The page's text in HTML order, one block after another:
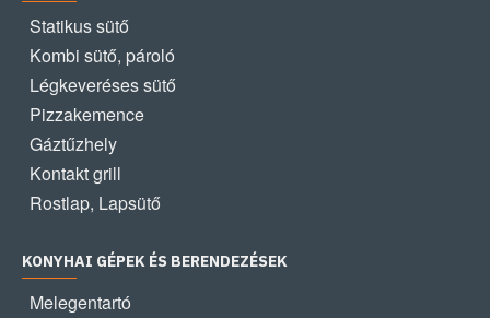
Statikus sütő
Kombi sütő, pároló
Légkeveréses sütő
Pizzakemence
Gáztűzhely
Kontakt grill
Rostlap, Lapsütő
KONYHAI GÉPEK ÉS BERENDEZÉSEK
Melegentartó